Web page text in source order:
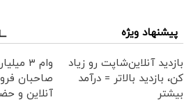
مشکلات بزرگی روبه‌رو می‌شد/ اگر جلیلی
می‌شد...
پیشنهاد ویژه
بازدید آنلاین‌شاپت رو زیاد
کن، بازدید بالاتر = درآمد
بیشتر
وام ۳
صاحبان
آنلاین و